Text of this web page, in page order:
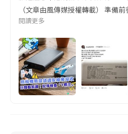
（文章由風傳媒授權轉載） 準
閱讀更多